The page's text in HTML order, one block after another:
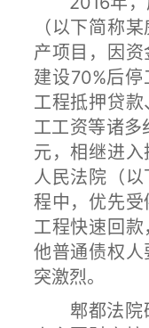
（以下简称
产项目，因
建设70%后
工程抵押贷
工工资等诸
元，相继进
人民法院（
程中，优先
工程快速回
他普通债权
突激烈。
郫都法院